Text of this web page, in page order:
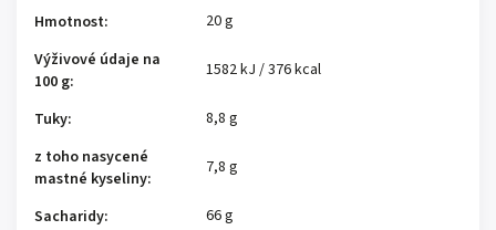
Hmotnost:
20 g
Výživové údaje na
100 g:
1582 kJ / 376 kcal
Tuky:
8,8 g
z toho nasycené
mastné kyseliny:
7,8 g
Sacharidy:
66 g